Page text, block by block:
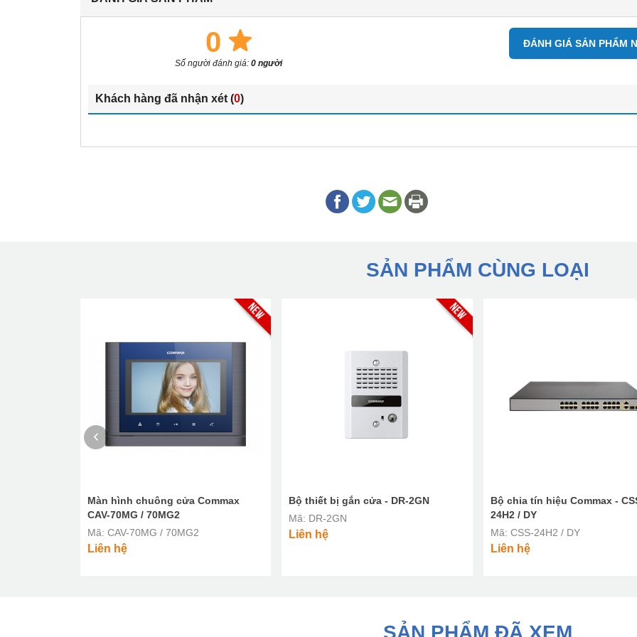
0
Số người đánh giá: 0 người
ĐÁNH GIÁ SẢN PHẨM
Khách hàng đã nhận xét (0)
SẢN PHẨM CÙNG LOẠI
Màn hình chuông cửa Commax
CAV-70MG / 70MG2
Mã: CAV-70MG / 70MG2
Liên hệ
Bộ thiết bị gắn cửa - DR-2GN
Mã: DR-2GN
Liên hệ
Bộ chia tín hiệu Commax -
24H2 / DY
Mã: CSS-24H2 / DY
Liên hệ
SẢN PHẨM ĐÃ XEM